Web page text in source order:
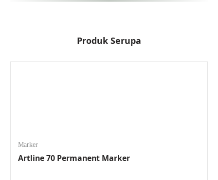
Produk Serupa
Marker
Artline 70 Permanent Marker